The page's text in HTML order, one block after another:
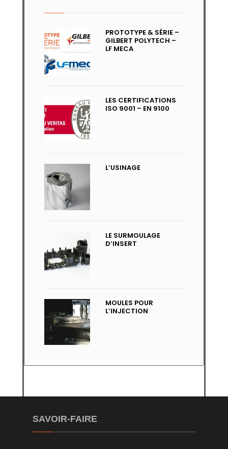
PROTOTYPE & SÉRIE –
GILBERT POLYTECH –
LF MECA
LES CERTIFICATIONS
ISO 9001 – EN 9100
L’USINAGE
LE SURMOULAGE
D’INSERT
MOULES POUR
L’INJECTION
SAVOIR-FAIRE